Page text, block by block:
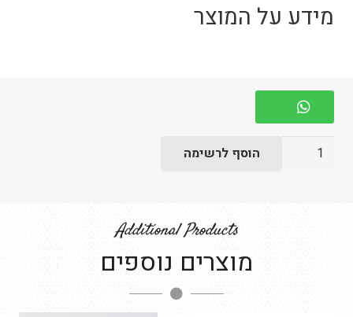
מידע על המוצר
כמות
הוסף לרשימה
Additional Products
מוצרים נוספים